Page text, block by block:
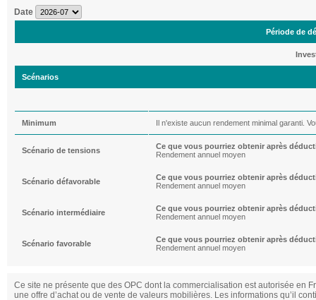
Date
Période de
Scénarios
Minimum Il n'existe aucun rendement minimal garanti.
Scénario de tensions
Ce que vous pourriez obtenir après
Rendement annuel moyen
Scénario défavorable
Ce que vous pourriez obtenir après
Rendement annuel moyen
Scénario intermédiaire
Ce que vous pourriez obtenir après
Rendement annuel moyen
Scénario favorable
Ce que vous pourriez obtenir après
Rendement annuel moyen
Ce site ne présente que des OPC dont la commercialisation est autorisée en
une offre d’achat ou de vente de valeurs mobilières. Les informations qu’il